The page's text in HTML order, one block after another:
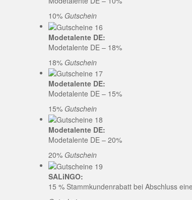
10% Gutschein
Modetalente DE:
Modetalente DE – 18%
18% Gutschein
Modetalente DE:
Modetalente DE – 15%
15% Gutschein
Modetalente DE:
Modetalente DE – 20%
20% Gutschein
SALiNGO:
15 % Stammkundenrabatt bei Abschluss